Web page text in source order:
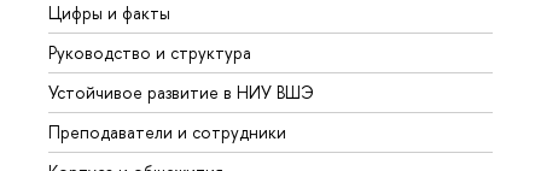
Цифры и факты
Руководство и структура
Устойчивое развитие в НИУ ВШЭ
Преподаватели и сотрудники